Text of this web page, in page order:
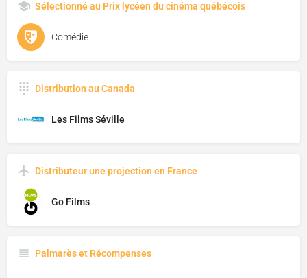
Sélectionné au Prix lycéen du cinéma québécois
Comédie
Distribution au Canada
Les Films Séville
Distributeur une projection en France
Go Films
Palmarès et Récompenses